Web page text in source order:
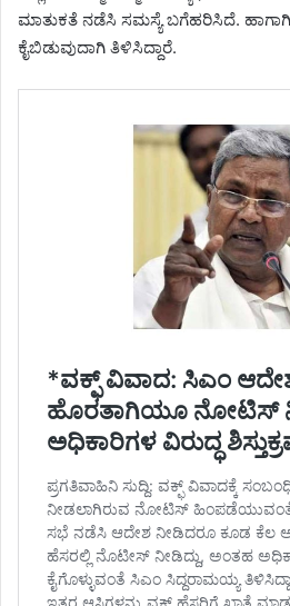
ಮಾತುಕತೆ ನಡೆಸಿ ಸಮಸ್ಯೆ ಬಗೆಹರಿಸಿದೆ.
ಕೈಬಿಡುವುದಾಗಿ ತಿಳಿಸಿದ್ದಾರೆ.